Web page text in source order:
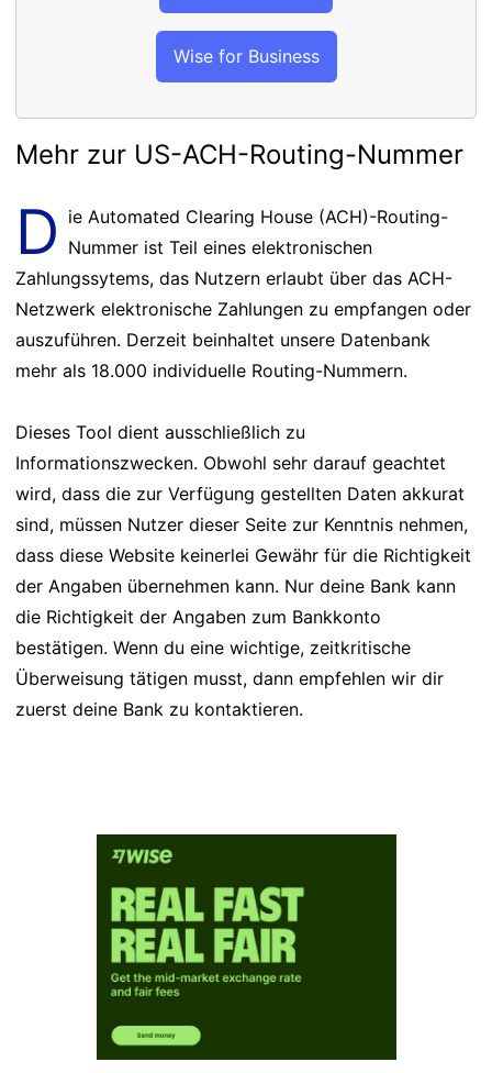
Wise for Business
Mehr zur US-ACH-Routing-Nummer
D ie Automated Clearing House (ACH)-Routing-
Nummer ist Teil eines elektronischen
Zahlungssytems, das Nutzern erlaubt über das ACH-
Netzwerk elektronische Zahlungen zu empfangen oder
auszuführen. Derzeit beinhaltet unsere Datenbank
mehr als 18.000 individuelle Routing-Nummern.
Dieses Tool dient ausschließlich zu
Informationszwecken. Obwohl sehr darauf geachtet
wird, dass die zur Verfügung gestellten Daten akkurat
sind, müssen Nutzer dieser Seite zur Kenntnis nehmen,
dass diese Website keinerlei Gewähr für die Richtigkeit
der Angaben übernehmen kann. Nur deine Bank kann
die Richtigkeit der Angaben zum Bankkonto
bestätigen. Wenn du eine wichtige, zeitkritische
Überweisung tätigen musst, dann empfehlen wir dir
zuerst deine Bank zu kontaktieren.